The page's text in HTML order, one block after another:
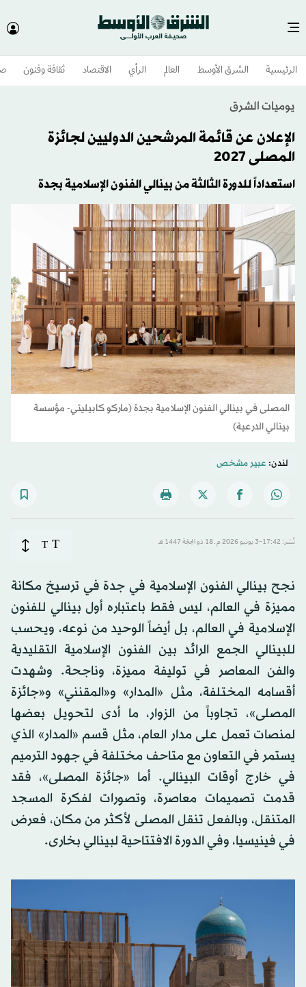
الرئيسية الشرق الأوسط​ العالم الرأي الاقتصاد ثقافة وفنون
يوميات الشرق
الإعلان عن قائمة المرشحين الدوليين لجائزة
المصلى 2027
استعداداً للدورة الثالثة من بينالي الفنون الإسلامية بجدة
المصلى في بينالي الفنون الإسلامية بجدة (ماركو كابيليتي- مؤسسة
بينالي الدرعية)
لندن: عبير مشخص
نُشر: 17:42-3 يونيو 2026 م ـ 18 ذو الحِجّة 1447 هـ T
T
نجح بينالي الفنون الإسلامية في جدة في ترسيخ مكانة
مميزة في العالم، ليس فقط باعتباره أول بينالي للفنون
الإسلامية في العالم، بل أيضاً الوحيد من نوعه، ويحسب
للبينالي الجمع الرائد بين الفنون الإسلامية التقليدية
والفن المعاصر في توليفة مميزة، وناجحة. وشهدت
أقسامه المختلفة، مثل «المدار» و«المقنني» و«جائزة
المصلى»، تجاوباً من الزوار، ما أدى لتحويل بعضها
لمنصات تعمل على مدار العام، مثل قسم «المدار» الذي
يستمر في التعاون مع متاحف مختلفة في جهود الترميم
في خارج أوقات البينالي. أما «جائزة المصلى»، فقد
قدمت تصميمات معاصرة، وتصورات لفكرة المسجد
المتنقل، وبالفعل تنقل المصلى لأكثر من مكان، فعرض
في فينيسيا، وفي الدورة الافتتاحية لبينالي بخارى.